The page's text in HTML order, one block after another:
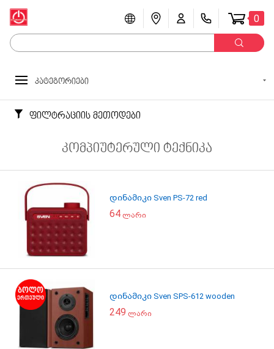
0
კატეგორიები
ფილტრაციის მეთოდები
კომპიუტერული ტექნიკა
დინამიკი Sven PS-72 red
64 ლარი
დინამიკი Sven SPS-612 wooden
249 ლარი